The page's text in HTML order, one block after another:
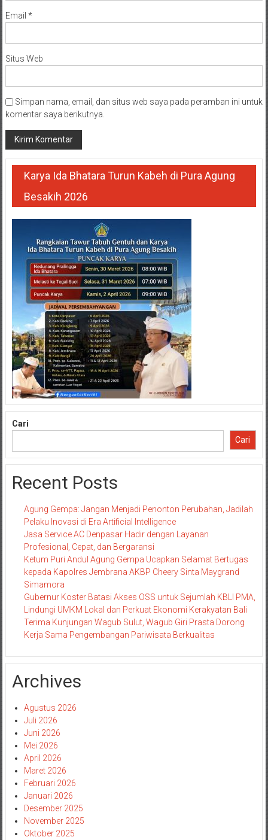
Email *
Situs Web
Simpan nama, email, dan situs web saya pada peramban ini untuk
komentar saya berikutnya.
Karya Ida Bhatara Turun Kabeh di Pura Agung
Besakih 2026
Cari
Cari
Recent Posts
Agung Gempa: Jangan Menjadi Penonton Perubahan, Jadilah
Pelaku Inovasi di Era Artificial Intelligence
Jasa Service AC Denpasar Hadir dengan Layanan
Profesional, Cepat, dan Bergaransi
Ketum Puri Andul Agung Gempa Ucapkan Selamat Bertugas
kepada Kapolres Jembrana AKBP Cheery Sinta Maygrand
Simamora
Gubernur Koster Batasi Akses OSS untuk Sejumlah KBLI PMA,
Lindungi UMKM Lokal dan Perkuat Ekonomi Kerakyatan Bali
Terima Kunjungan Wagub Sulut, Wagub Giri Prasta Dorong
Kerja Sama Pengembangan Pariwisata Berkualitas
Archives
Agustus 2026
Juli 2026
Juni 2026
Mei 2026
April 2026
Maret 2026
Februari 2026
Januari 2026
Desember 2025
November 2025
Oktober 2025